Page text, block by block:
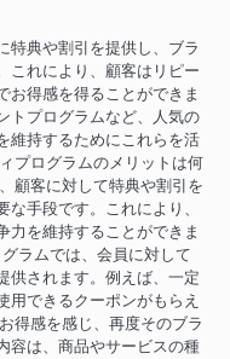
特典や割引を提供し、ブラ
これにより、顧客はリピー
お得感を得ることができま
トプログラムなど、人気の
維持するためにこれらを活
プログラムのメリットは何
顧客に対して特典や割引を
手段です。これにより、
力を維持することができま
ラムでは、会員に対して
供されます。例えば、一定
用できるクーポンがもらえ
得感を感じ、再度そのブラ
容は、商品やサービスの種